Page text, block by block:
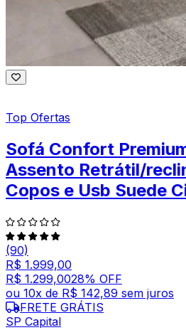
Top Ofertas
Sofá Confort
Assento Retrátil/
Copos e Usb Suede
(90)
R$ 1.999,00
R$ 1.299,0028% OFF
ou 10x de R$ 142,89 sem juros
FRETE GRÁTIS
SP Capital